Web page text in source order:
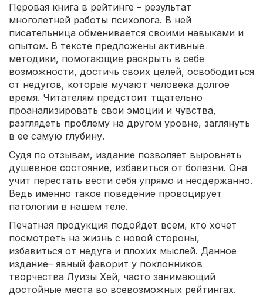
Перовая книга в рейтинге – результат
многолетней работы психолога. В ней
писательница обменивается своими навыками и
опытом. В тексте предложены активные
методики, помогающие раскрыть в себе
возможности, достичь своих целей, освободиться
от недугов, которые мучают человека долгое
время. Читателям предстоит тщательно
проанализировать свои эмоции и чувства,
разглядеть проблему на другом уровне, заглянуть
в ее самую глубину.
Судя по отзывам, издание позволяет выровнять
душевное состояние, избавиться от болезни. Она
учит перестать вести себя упрямо и несдержанно.
Ведь именно такое поведение провоцирует
патологии в нашем теле.
Печатная продукция подойдет всем, кто хочет
посмотреть на жизнь с новой стороны,
избавиться от недуга и плохих мыслей. Данное
издание– явный фаворит у поклонников
творчества Луизы Хей, часто занимающий
достойные места во всевозможных рейтингах.